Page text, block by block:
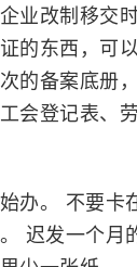
业改制移交
的东西，可
的备案底册
会登记表、
办。 不要
迟发一个